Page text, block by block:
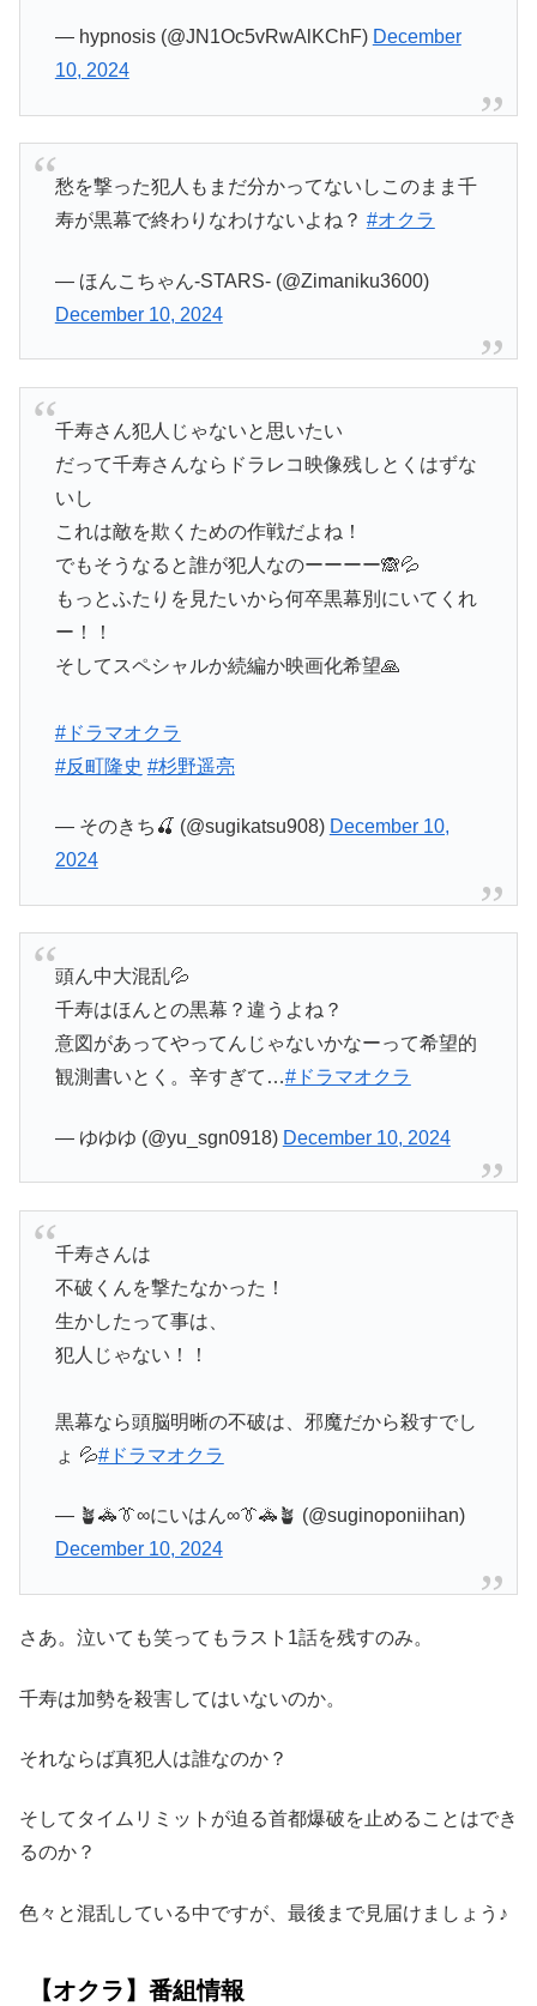
— hypnosis (@JN1Oc5vRwAlKChF) December
10, 2024
愁を撃った犯人もまだ分かってないしこのまま千
寿が黒幕で終わりなわけないよね？ #オクラ
— ほんこちゃん-STARS- (@Zimaniku3600)
December 10, 2024
千寿さん犯人じゃないと思いたい
だって千寿さんならドラレコ映像残しとくはずな
いし
これは敵を欺くための作戦だよね！
でもそうなると誰が犯人なのーーーー🙈︎💦
もっとふたりを見たいから何卒黒幕別にいてくれ
ー！！
そしてスペシャルか続編か映画化希望🙏
#ドラマオクラ
#反町隆史 #杉野遥亮
— そのきち🍒 (@sugikatsu908) December 10,
2024
頭ん中大混乱💦
千寿はほんとの黒幕？違うよね？
意図があってやってんじゃないかなーって希望的
観測書いとく。辛すぎて…#ドラマオクラ
— ゆゆゆ (@yu_sgn0918) December 10, 2024
千寿さんは
不破くんを撃たなかった！
生かしたって事は、
犯人じゃない！！
黒幕なら頭脳明晰の不破は、邪魔だから殺すでし
ょ 💦#ドラマオクラ
— 🪴🚓👔∞にいはん∞👔🚓🪴 (@suginoponiihan)
December 10, 2024
さあ。泣いても笑ってもラスト1話を残すのみ。
千寿は加勢を殺害してはいないのか。
それならば真犯人は誰なのか？
そしてタイムリミットが迫る首都爆破を止めることはでき
るのか？
色々と混乱している中ですが、最後まで見届けましょう♪
【オクラ】番組情報